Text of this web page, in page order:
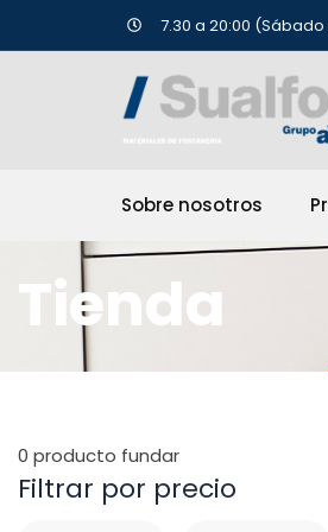
7.30 a 20:00
Sobre nosotros
Tienda
0 producto fundar
Filtrar por precio